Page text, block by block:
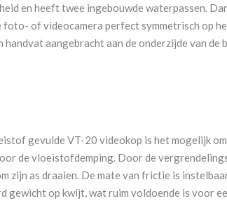
en heeft twee ingebouwde waterpassen.
of videocamera perfect symmetrisch op
aangebracht aan de onderzijde van de
gevulde VT-20 videokop is het mogelijk
de vloeistofdemping. Door de
zijn as draaien. De mate van frictie is
gewicht op kwijt, wat ruim voldoende is voor